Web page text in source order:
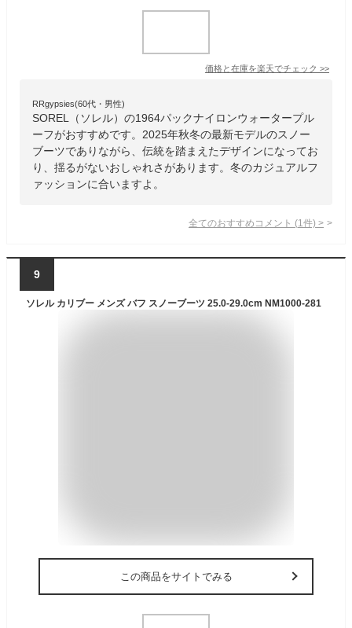
価格と在庫を楽天でチェック >>
RRgypsies(60代・男性)
SOREL（ソレル）の1964パックナイロンウォータープル
ーフがおすすめです。2025年秋冬の最新モデルのスノー
ブーツでありながら、伝統を踏まえたデザインになってお
り、揺るがないおしゃれさがあります。冬のカジュアルフ
ァッションに合いますよ。
全てのおすすめコメント (1 件) >
9
ソレル カリブー メンズ バフ スノーブーツ 25.0-29.0cm NM1000-281
この商品をサイトでみる